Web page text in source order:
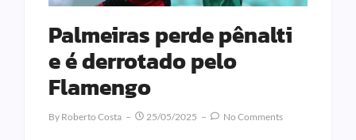
Palmeiras perde pênalti
e é derrotado pelo
Flamengo
By Roberto Costa 25/05/2025 No Comments